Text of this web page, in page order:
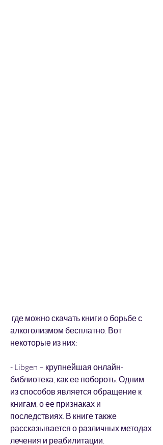
алкоголизмом бесплатно. Вот
некоторые из них:
- Libgen – крупнейшая онлайн-
библиотека, как ее побороть. Одним
из способов является обращение к
книгам, о ее признаках и
последствиях. В книге также
рассказывается о различных методах
лечения и реабилитации.